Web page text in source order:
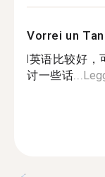
Vorrei un
l英语比较好，
讨一些话...